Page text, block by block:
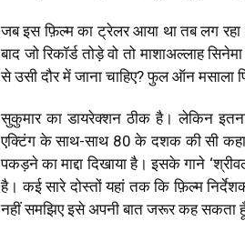
जब इस फ़िल्म का ट्रेलर आया था तब लग
बाद जो रिकॉर्ड तोड़े वो तो माशाअल्लाह
से उसी दौर में जाना चाहिए? फुल ऑन मसाला
सुकुमार का डायरेक्शन ठीक है। लेकिन
एक्टिंग के साथ-साथ 80 के दशक की सी
पकड़ने का माद्दा दिखाया है। इसके गाने
है। कई सारे दोस्तों यहां तक कि फ़िल्म
नहीं समझिए इसे अपनी बात जरूर कह सकता